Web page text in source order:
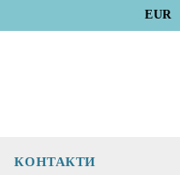
EUR
КОНТАКТИ